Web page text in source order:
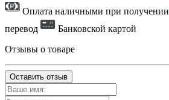
Оплата наличными при получении
перевод
Банковской картой
Отзывы о товаре
Оставить отзыв